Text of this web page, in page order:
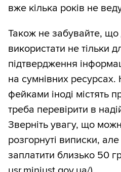
вже кілька років не
Також не забувайте,
використати не тільки
підтвердження
на сумнівних ресурсах.
фейками іноді містять
треба перевірити в
Зверніть увагу, що
розгорнуті виписки,
заплатити близько 50